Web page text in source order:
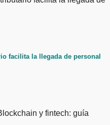
facilita la llegada de personal